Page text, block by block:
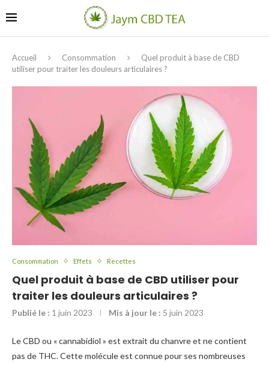
Accueil Consommation
Quel produit à base de CBD
utiliser pour traiter les douleurs articulaires ?
Consommation Effets Recettes
Quel produit à base de CBD utiliser pour
traiter les douleurs articulaires ?
Publié le : 1 juin 2023 Mis à jour le : 5 juin 2023
Le CBD ou « cannabidiol » est extrait du chanvre et ne contient
pas de THC. Cette molécule est connue pour ses nombreuses